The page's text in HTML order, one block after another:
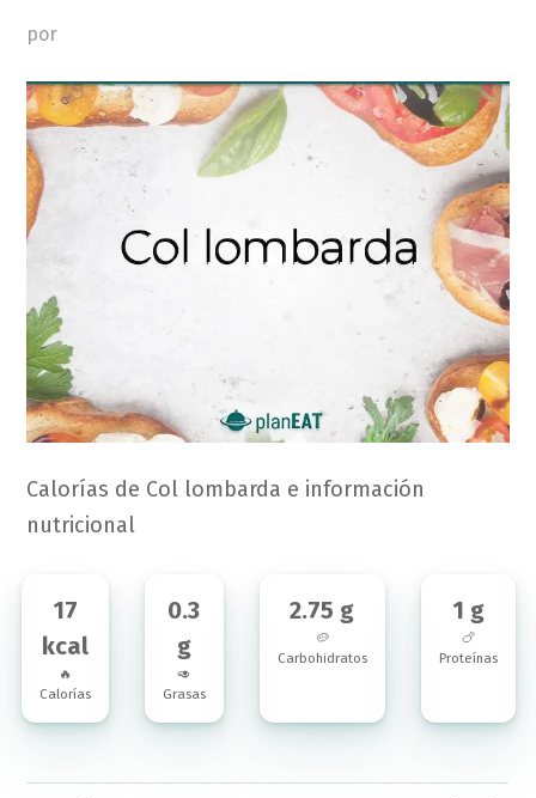
por
Calorías de Col lombarda e información
nutricional
17
kcal
🔥
Calorías
0.3
g
🥑
Grasas
2.75 g
🥔
Carbohidratos
1 g
🍗
Proteínas